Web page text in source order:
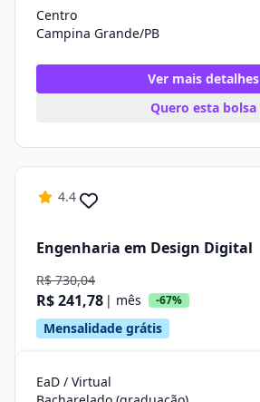
Centro
Campina Grande/PB
Ver mais detalhes
Quero esta bolsa
4.4
Engenharia em Design Digital
R$ 730,04
R$ 241,78 | mês -67%
Mensalidade grátis
EaD / Virtual